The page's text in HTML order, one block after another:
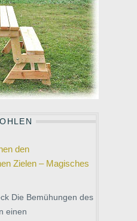
den
Zielen – Magisches
Die Bemühungen des
einen